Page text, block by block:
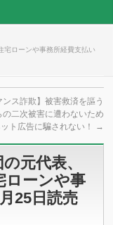
宅ローンや事務所経費支払い
ンス詐欺】被害救済を謳う
の二次被害に遭わないため
ト広告に騙されない！
→
元代表、
ローンや事
25日読売